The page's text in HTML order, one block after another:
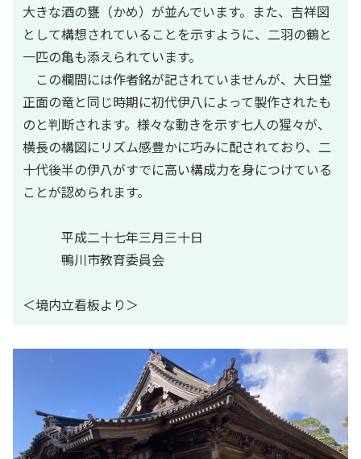
大きな酒の甕（かめ）が並んでいます。また、吉祥図
として構想されていることを示すように、二羽の鶴と
一匹の亀も添えられています。
この欄間には作者銘が記されていませんが、大日堂
正面の竜と同じ時期に初代伊八によって製作されたも
のと判断されます。様々な動きを示す七人の猩々が、
横長の構図にリズム感豊かに巧みに配されており、二
十代後半の伊八がすでに高い構成力を身につけている
ことが認められます。
平成二十七年三月三十日
鴨川市教育委員会
＜境内立看板より＞